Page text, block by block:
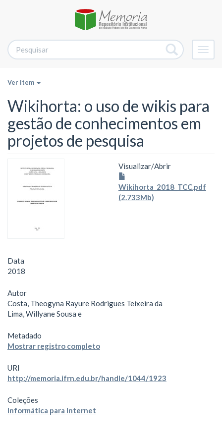
Ver item
Wikihorta: o uso de wikis para
gestão de conhecimentos em
projetos de pesquisa
Visualizar/Abrir
Wikihorta_2018_TCC.pdf
(2.733Mb)
Data
2018
Autor
Costa, Theogyna Rayure Rodrigues Teixeira da
Lima, Willyane Sousa e
Metadado
Mostrar registro completo
URI
http://memoria.ifrn.edu.br/handle/1044/1923
Coleções
Informática para Internet